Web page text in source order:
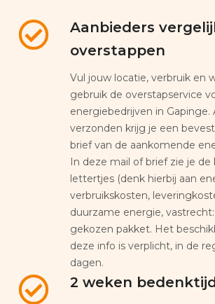
Aanbieders
overstappen
Vul jouw locatie, verbruik en
gebruik de overstapservice
energiebedrijven in Gapinge.
verzonden krijg je een
brief van de aankomende
In deze mail of brief zie je de
lettertjes (denk hierbij aan
verbruikskosten,
duurzame energie,
gekozen pakket. Het
deze info is verplicht, in de
dagen.
2 weken